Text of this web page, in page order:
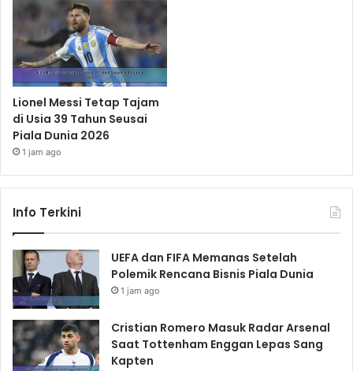
Lionel Messi Tetap Tajam
di Usia 39 Tahun Seusai
Piala Dunia 2026
1 jam ago
Info Terkini
UEFA dan FIFA Memanas Setelah
Polemik Rencana Bisnis Piala Dunia
1 jam ago
Cristian Romero Masuk Radar Arsenal
Saat Tottenham Enggan Lepas Sang
Kapten